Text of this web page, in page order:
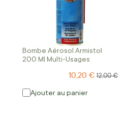
Bombe Aérosol Armistol
200 Ml Multi-Usages
Prix Spécial
10,20 € Prix normal
12,00 €
Ajouter au panier